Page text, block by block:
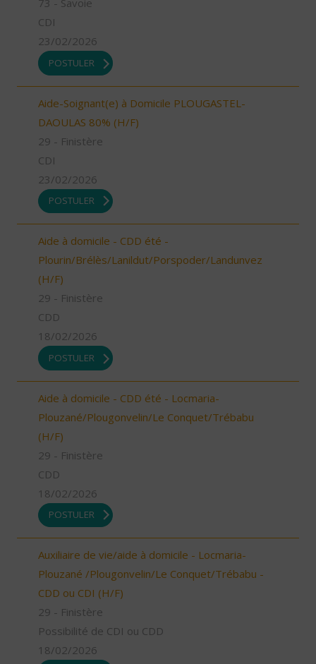
73 - Savoie
CDI
23/02/2026
POSTULER
Aide-Soignant(e) à Domicile PLOUGASTEL-
DAOULAS 80% (H/F)
29 - Finistère
CDI
23/02/2026
POSTULER
Aide à domicile - CDD été -
Plourin/Brélès/Lanildut/Porspoder/Landunvez
(H/F)
29 - Finistère
CDD
18/02/2026
POSTULER
Aide à domicile - CDD été - Locmaria-
Plouzané/Plougonvelin/Le Conquet/Trébabu
(H/F)
29 - Finistère
CDD
18/02/2026
POSTULER
Auxiliaire de vie/aide à domicile - Locmaria-
Plouzané /Plougonvelin/Le Conquet/Trébabu -
CDD ou CDI (H/F)
29 - Finistère
Possibilité de CDI ou CDD
18/02/2026